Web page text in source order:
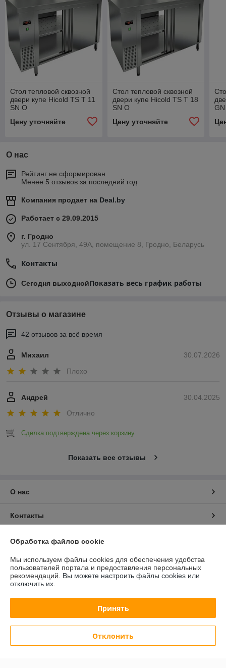
Стол тепловой сквозной
двери купе Hicold TS T 11
SN O
Цену уточняйте
Стол тепловой сквозной
двери купе Hicold TS T 18
SN O
Цену уточняйте
О нас
Рейтинг не сформирован
Менее 5 отзывов за последний год
Компания продает на Deal.by
Работает с 29.09.2015
г. Гродно
ул. 17 Сентября, 49А, помещение 8, Гродно, Беларусь
Контакты
Сегодня выходнойПоказать весь график работы
Отзывы о магазине
42 отзывов за всё время
30.07.2026
Михаил
Плохо
30.04.2025
Андрей
Отлично
Сделка подтверждена через корзину
Показать все отзывы
О нас
Контакты
Доставка и оплата
График работы
Полная версия сайта
Политика обработки cookies
Сайт создан на платформе Deal.by
Обработка файлов cookie
Мы используем файлы cookies для обеспечения удобства
пользователей портала и предоставления персональных
рекомендаций. Вы можете настроить файлы cookies или
отключить их.
Принять
Отклонить